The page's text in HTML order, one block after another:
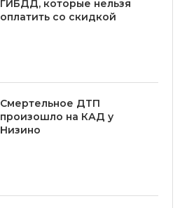
ГИБДД, которые нельзя
оплатить со скидкой
Смертельное ДТП
произошло на КАД у
Низино